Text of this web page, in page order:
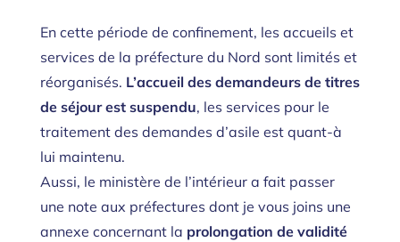
En cette période de confinement, les accueils et
services de la préfecture du Nord sont limités et
réorganisés. L’accueil des demandeurs de titres
de séjour est suspendu, les services pour le
traitement des demandes d’asile est quant-à
lui maintenu.
Aussi, le ministère de l’intérieur a fait passer
une note aux préfectures dont je vous joins une
annexe concernant la prolongation de validité